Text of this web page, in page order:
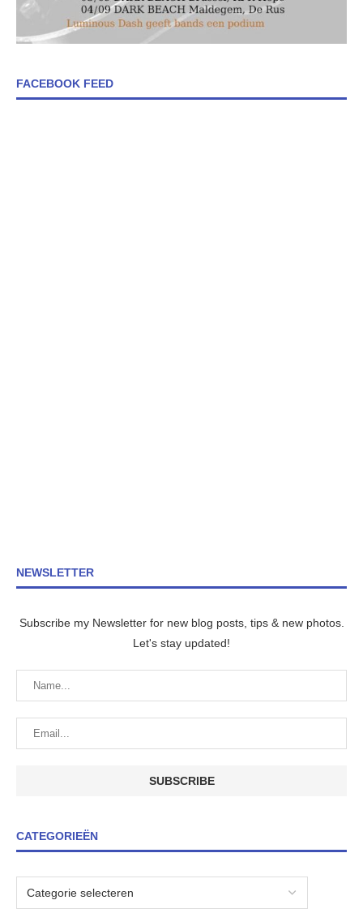
FACEBOOK FEED
NEWSLETTER
Subscribe my Newsletter for new blog posts, tips & new photos.
Let's stay updated!
CATEGORIEËN